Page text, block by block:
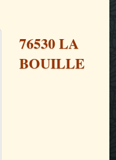
76530 LA
BOUILLE